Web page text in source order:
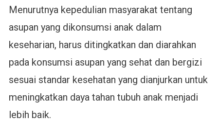
Menurutnya kepedulian masyarakat tentang
asupan yang dikonsumsi anak dalam
keseharian, harus ditingkatkan dan diarahkan
pada konsumsi asupan yang sehat dan bergizi
sesuai standar kesehatan yang dianjurkan untuk
meningkatkan daya tahan tubuh anak menjadi
lebih baik.